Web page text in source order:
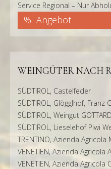
Service Regional – Nur
Angebot
WEINGÜTER NACH
SÜDTIROL, Castelfeder
SÜDTIROL, Glögglhof, Franz
SÜDTIROL, Weingut
SÜDTIROL, Lieselehof Piwi
TRENTINO, Azienda
VENETIEN, Azienda Agricola
VENETIEN, Azienda Agricola